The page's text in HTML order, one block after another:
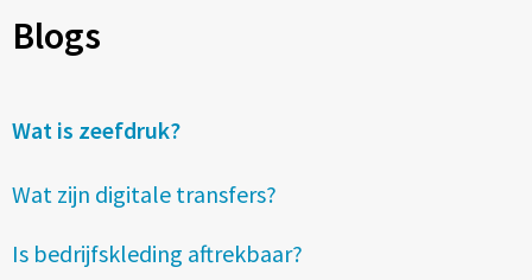
PBM
Kinderkleding
Tassen
Blogs
Wat is zeefdruk?
Wat zijn digitale transfers?
Is bedrijfskleding aftrekbaar?